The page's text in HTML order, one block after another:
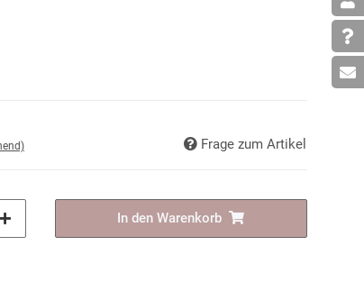
Frage zum Artikel
In den Warenkorb